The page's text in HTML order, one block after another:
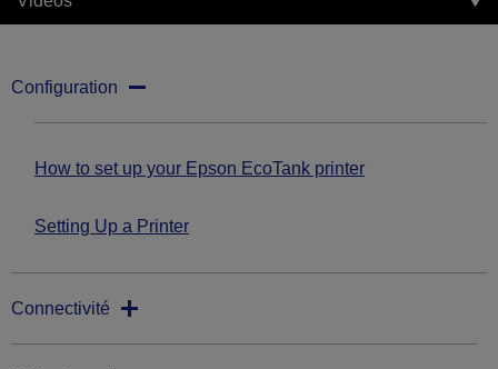
Configuration
How to set up your Epson EcoTank printer
Setting Up a Printer
Connectivité